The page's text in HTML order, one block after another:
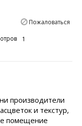
Пожаловаться
1
производители
и текстур,
помещение